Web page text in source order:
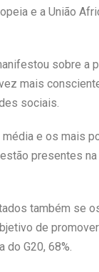
e a União
sobre a
mais
sociais.
e os mais
presentes
também se
de
G20, 68%.